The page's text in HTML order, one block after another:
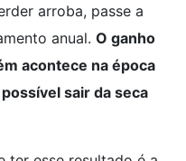
arroba, passe a
anual. O ganho
acontece na época
sair da seca